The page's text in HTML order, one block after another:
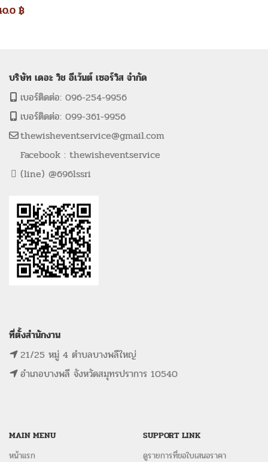
฿
บริษัท เดอะ วิช อีเว้นต์ เซอร์วิส จำกัด
เบอร์ติดต่อ: 096-254-9956
เบอร์ติดต่อ: 099-361-9956
thewisheventservice@gmail.com
Facebook : thewisheventservice
(line) @696lssri
ที่ตั้งสำนักงาน
21/25 หมู่ 4 ตำบลบางพลีใหญ่
อำเภอบางพลี จังหวัดสมุทรปราการ 10540
MAIN MENU
หน้าแรก
SUPPORT LINK
ดูรายการที่ขอใบเสนอราคา